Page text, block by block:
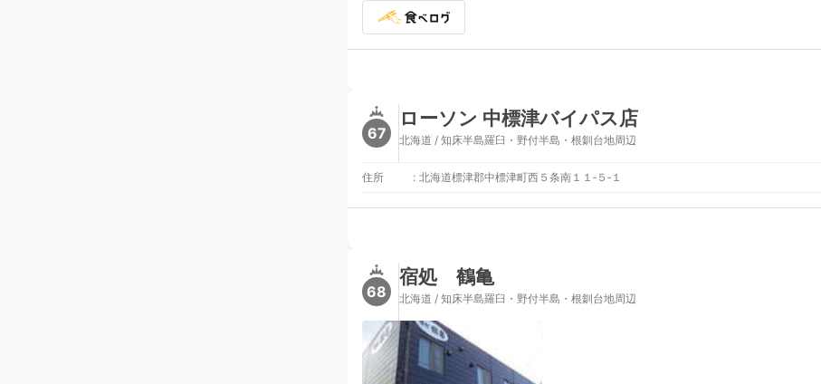
67
ローソン 中標津バイパス店
北海道 / 知床半島羅臼・野付半島・根釧台地周辺
住所 : 北海道標津郡中標津町西５条南１１‐５‐１
68
宿処 鶴亀
北海道 / 知床半島羅臼・野付半島・根釧台地周辺